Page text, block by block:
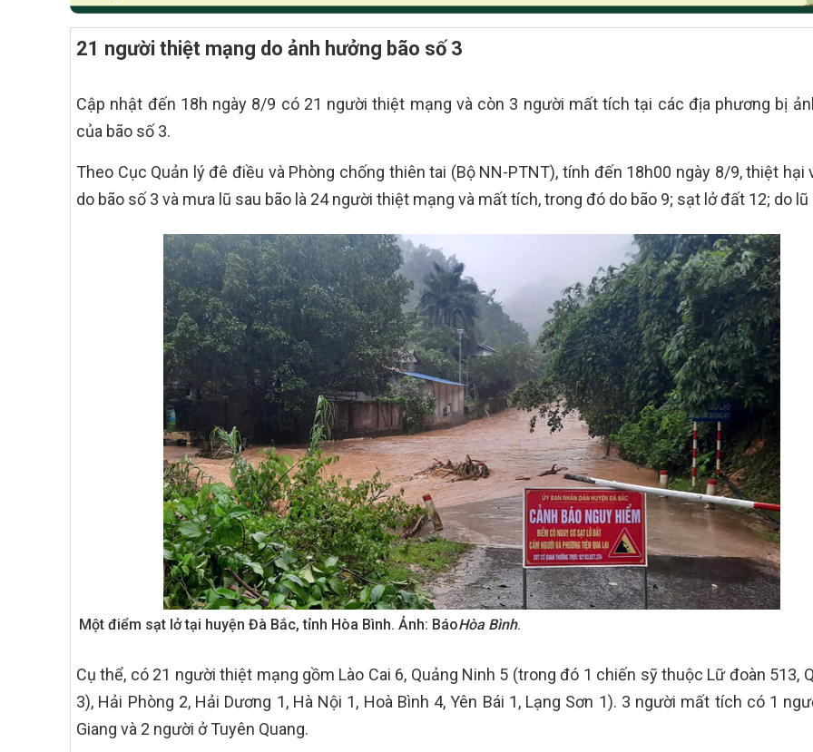
21 người thiệt mạng do ảnh hưởng bão số 3
Cập nhật đến 18h ngày 8/9 có 21 người thiệt mạng và còn 3 người mất tích tại các địa phương bị
của bão số 3.
Theo Cục Quản lý đê điều và Phòng chống thiên tai (Bộ NN-PTNT), tính đến 18h00 ngày 8/9, thiệt hại
do bão số 3 và mưa lũ sau bão là 24 người thiệt mạng và mất tích, trong đó do bão 9; sạt lở đất 12; do lũ
Một điểm sạt lở tại huyện Đà Bắc, tỉnh Hòa Bình. Ảnh: BáoHòa Bình.
Cụ thể, có 21 người thiệt mạng gồm Lào Cai 6, Quảng Ninh 5 (trong đó 1 chiến sỹ thuộc Lữ đoàn 513,
3), Hải Phòng 2, Hải Dương 1, Hà Nội 1, Hoà Bình 4, Yên Bái 1, Lạng Sơn 1). 3 người mất tích có 1
Giang và 2 người ở Tuyên Quang.